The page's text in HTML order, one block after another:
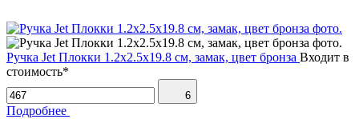
Ручка Jet Плокки 1.2х2.5х19.8 см, замак, цвет бронза Входит в
стоимость*
6
Подробнее